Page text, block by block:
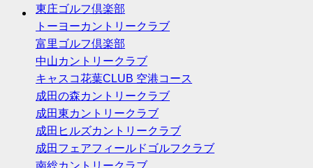
東庄ゴルフ倶楽部
トーヨーカントリークラブ
富里ゴルフ倶楽部
中山カントリークラブ
キャスコ花葉CLUB 空港コース
成田の森カントリークラブ
成田東カントリークラブ
成田ヒルズカントリークラブ
成田フェアフィールドゴルフクラブ